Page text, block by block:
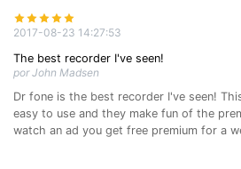
2017-08-23 14:27:53
The best recorder I've seen!
por John Madsen
Dr fone is the best recorder I've seen!
easy to use and they make fun of the
watch an ad you get free premium for a